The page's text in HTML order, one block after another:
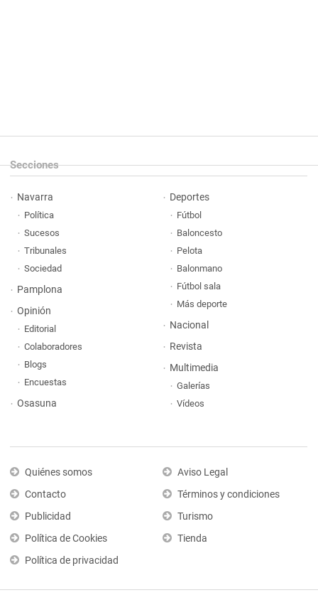
Secciones
Navarra
Política
Sucesos
Tribunales
Sociedad
Pamplona
Opinión
Editorial
Colaboradores
Blogs
Encuestas
Osasuna
Deportes
Fútbol
Baloncesto
Pelota
Balonmano
Fútbol sala
Más deporte
Nacional
Revista
Multimedia
Galerías
Vídeos
Quiénes somos
Contacto
Publicidad
Política de Cookies
Política de privacidad
Aviso Legal
Términos y condiciones
Turismo
Tienda